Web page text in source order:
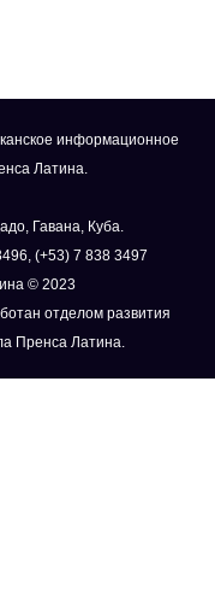
информационное
Латина.
Гавана, Куба.
(+53) 7 838 3497
© 2023
отделом развития
Пренса Латина.